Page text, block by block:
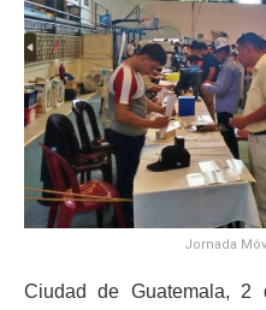
Jornada
Ciudad de Guatemala,